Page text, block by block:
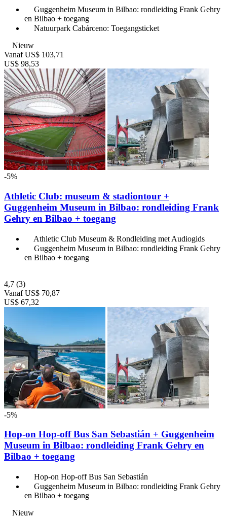
Guggenheim Museum in Bilbao: rondleiding Frank Gehry
en Bilbao + toegang
Natuurpark Cabárceno: Toegangsticket
Nieuw
Vanaf US$ 103,71
US$ 98,53
-5%
Athletic Club: museum & stadiontour +
Guggenheim Museum in Bilbao: rondleiding Frank
Gehry en Bilbao + toegang
Athletic Club Museum & Rondleiding met Audiogids
Guggenheim Museum in Bilbao: rondleiding Frank Gehry
en Bilbao + toegang
4,7 (3)
Vanaf US$ 70,87
US$ 67,32
-5%
Hop-on Hop-off Bus San Sebastián + Guggenheim
Museum in Bilbao: rondleiding Frank Gehry en
Bilbao + toegang
Hop-on Hop-off Bus San Sebastián
Guggenheim Museum in Bilbao: rondleiding Frank Gehry
en Bilbao + toegang
Nieuw